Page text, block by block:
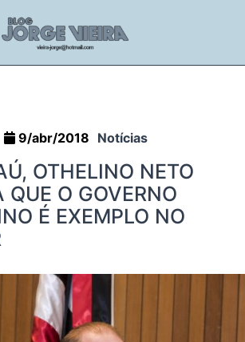
9/abr/2018 Notícias
OTHELINO NETO
QUE O GOVERNO
É EXEMPLO NO